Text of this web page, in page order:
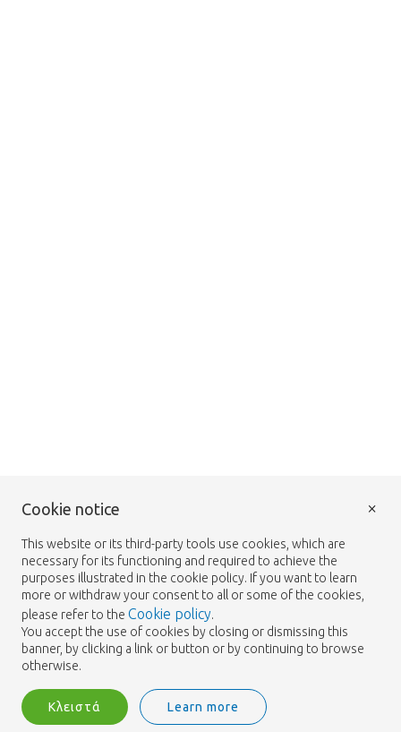
Cookie notice
This website or its third-party tools use cookies, which are
necessary for its functioning and required to achieve the
purposes illustrated in the cookie policy. If you want to learn
more or withdraw your consent to all or some of the cookies,
please refer to the Cookie policy.
You accept the use of cookies by closing or dismissing this
banner, by clicking a link or button or by continuing to browse
otherwise.
Κλειστά Learn more
×